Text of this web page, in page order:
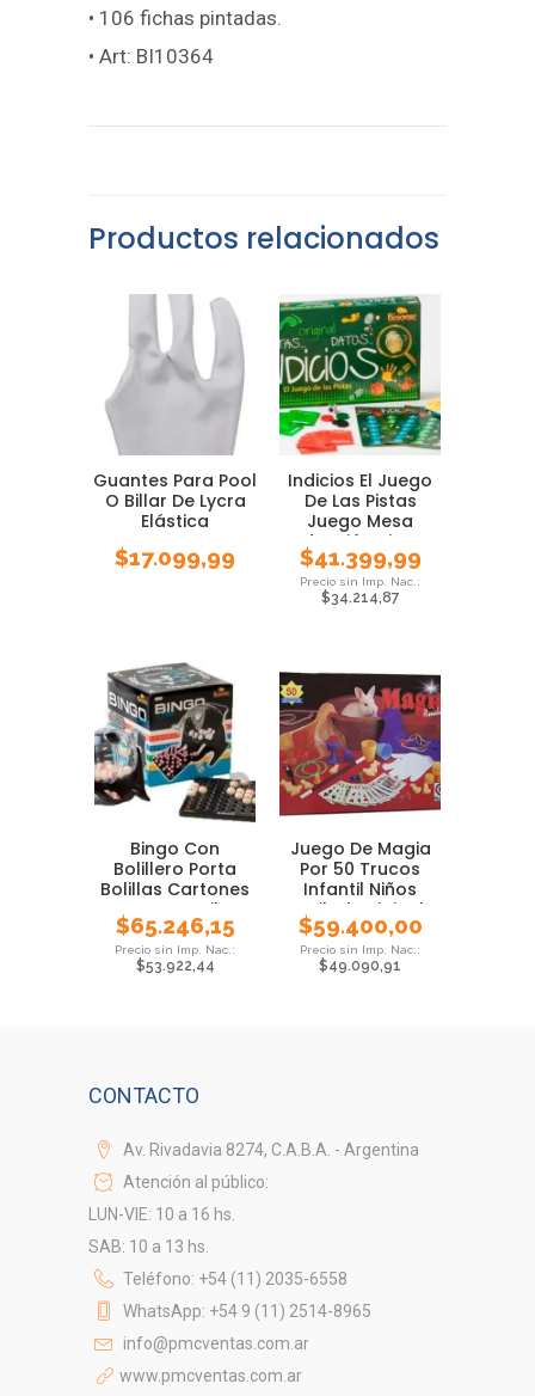
• 106 fichas pintadas.
• Art: BI10364
Productos relacionados
Guantes Para Pool
O Billar De Lycra
Elástica
$17.099,99
Indicios El Juego
De Las Pistas
Juego Mesa
Deducción Bisonte
$41.399,99
$34.214,87
Bingo Con
Bolillero Porta
Bolillas Cartones
Juego Familar
$65.246,15
$53.922,44
Juego De Magia
Por 50 Trucos
Infantil Niños
Ruibal Original
$59.400,00
$49.090,91
CONTACTO
Av. Rivadavia 8274, C.A.B.A. - Argentina
Atención al público:
LUN-VIE: 10 a 16 hs.
SAB: 10 a 13 hs.
Teléfono: +54 (11) 2035-6558
WhatsApp: +54 9 (11) 2514-8965
info@pmcventas.com.ar
www.pmcventas.com.ar